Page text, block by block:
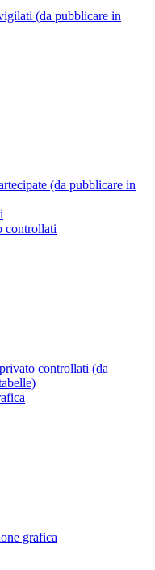
(da pubblicare in
(da pubblicare in
controllati
controllati (da
grafica